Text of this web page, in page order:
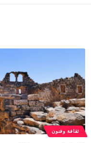
ثقافة وفنون